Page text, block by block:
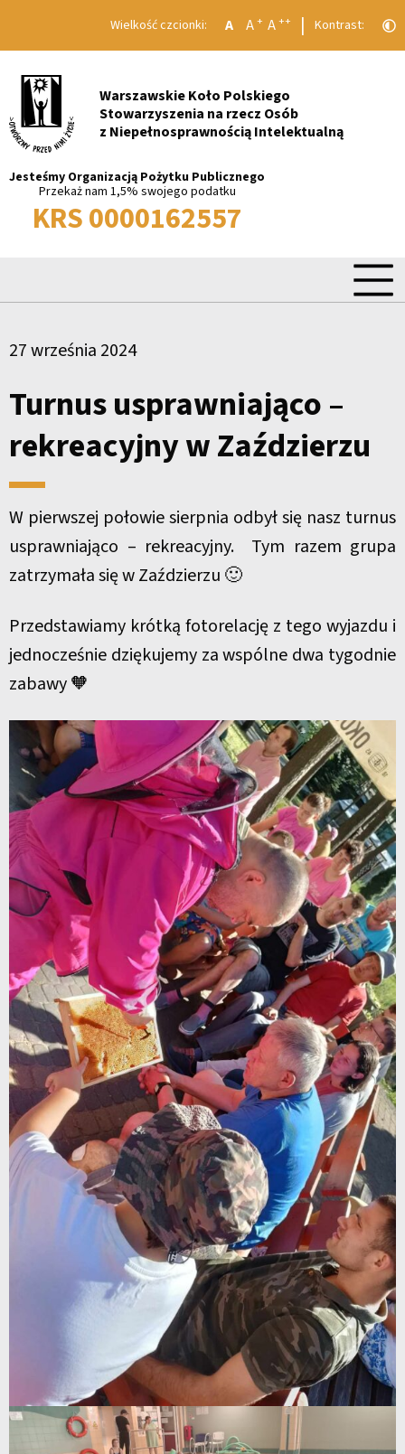
Wielkość czcionki: A A+ A++ | Kontrast:
Warszawskie Koło Polskiego
Stowarzyszenia na rzecz Osób
z Niepełnosprawnością Intelektualną
Jesteśmy Organizacją Pożytku Publicznego
Przekaż nam 1,5% swojego podatku
KRS 0000162557
27 września 2024
Turnus usprawniająco –
rekreacyjny w Zaździerzu
W pierwszej połowie sierpnia odbył się nasz turnus
usprawniająco – rekreacyjny. Tym razem grupa
zatrzymała się w Zaździerzu 🙂
Przedstawiamy krótką fotorelację z tego wyjazdu i
jednocześnie dziękujemy za wspólne dwa tygodnie
zabawy 🧡